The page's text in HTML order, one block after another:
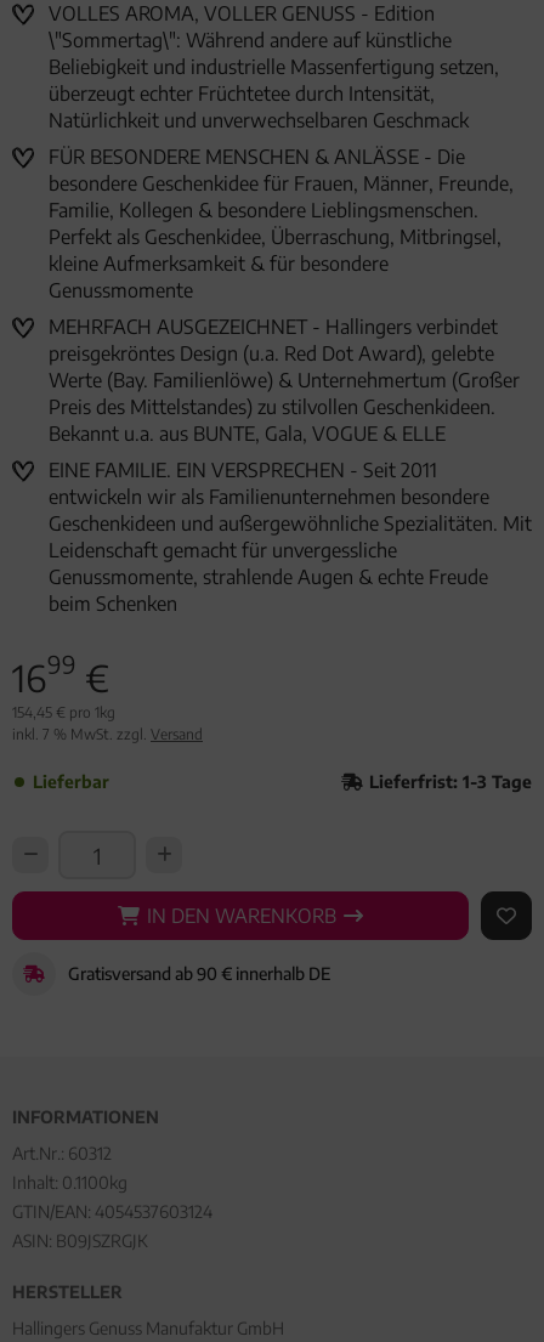
VOLLES AROMA, VOLLER GENUSS - Edition
\"Sommertag\": Während andere auf künstliche
Beliebigkeit und industrielle Massenfertigung setzen,
überzeugt echter Früchtetee durch Intensität,
Natürlichkeit und unverwechselbaren Geschmack
FÜR BESONDERE MENSCHEN & ANLÄSSE - Die
besondere Geschenkidee für Frauen, Männer, Freunde,
Familie, Kollegen & besondere Lieblingsmenschen.
Perfekt als Geschenkidee, Überraschung, Mitbringsel,
kleine Aufmerksamkeit & für besondere
Genussmomente
MEHRFACH AUSGEZEICHNET - Hallingers verbindet
preisgekröntes Design (u.a. Red Dot Award), gelebte
Werte (Bay. Familienlöwe) & Unternehmertum (Großer
Preis des Mittelstandes) zu stilvollen Geschenkideen.
Bekannt u.a. aus BUNTE, Gala, VOGUE & ELLE
EINE FAMILIE. EIN VERSPRECHEN - Seit 2011
entwickeln wir als Familienunternehmen besondere
Geschenkideen und außergewöhnliche Spezialitäten. Mit
Leidenschaft gemacht für unvergessliche
Genussmomente, strahlende Augen & echte Freude
beim Schenken
1699 €
154,45 € pro 1kg
inkl. 7 % MwSt. zzgl. Versand
Lieferbar Lieferfrist: 1-3 Tage
IN DEN WARENKORB
IN DEN WARENKORB AUF
Gratisversand ab 90 € innerhalb DE
INFORMATIONEN
Art.Nr.: 60312
Inhalt: 0.1100kg
GTIN/EAN: 4054537603124
ASIN: B09JSZRGJK
HERSTELLER
Hallingers Genuss Manufaktur GmbH